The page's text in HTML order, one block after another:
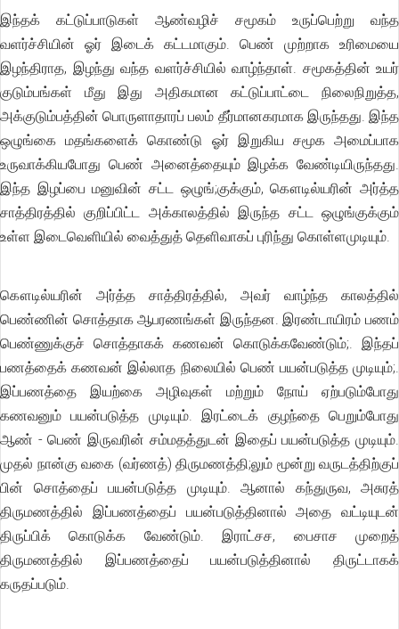
இந்தக் கட்டுப்பாடுகள் ஆண்வழிச் சமூகம் உருப்பெற்று வந்த
வளர்ச்சியின் ஓர் இடைக் கட்டமாகும். பெண் முற்றாக உரிமையை
இழந்திராத, இழந்து வந்த வளர்ச்சியில் வாழ்ந்தாள். சமூகத்தின் உயர்
குடும்பங்கள் மீது இது அதிகமான கட்டுப்பாட்டை நிலைநிறுத்த,
அக்குடும்பத்தின் பொருளாதாரப் பலம் தீர்மானகரமாக இருந்தது. இந்த
ஒழுங்கை மதங்களைக் கொண்டு ஓர் இறுகிய சமூக அமைப்பாக
உருவாக்கியபோது பெண் அனைத்தையும் இழக்க வேண்டியிருந்தது.
இந்த இழப்பை மனுவின் சட்ட ஒழுங்;குக்கும், கௌடில்யரின் அர்த்த
சாத்திரத்தில் குறிப்பிட்ட அக்காலத்தில் இருந்த சட்ட ஒழுங்குக்கும்
உள்ள இடைவெளியில் வைத்துத் தெளிவாகப் புரிந்து கொள்ளமுடியும்.
கௌடில்யரின் அர்த்த சாத்திரத்தில், அவர் வாழ்ந்த காலத்தில்
பெண்ணின் சொத்தாக ஆபரணங்கள் இருந்தன. இரண்டாயிரம் பணம்
பெண்ணுக்குச் சொத்தாகக் கணவன் கொடுக்கவேண்டும்;. இந்தப்
பணத்தைக் கணவன் இல்லாத நிலையில் பெண் பயன்படுத்த முடியும்;.
இப்பணத்தை இயற்கை அழிவுகள் மற்றும் நோய் ஏற்படும்போது
கணவனும் பயன்படுத்த முடியும். இரட்டைக் குழந்தை பெறும்போது
ஆண் - பெண் இருவரின் சம்மதத்துடன் இதைப் பயன்படுத்த முடியும்.
முதல் நான்கு வகை (வர்ணத்) திருமணத்தி;லும் மூன்று வருடத்திற்குப்
பின் சொத்தைப் பயன்படுத்த முடியும். ஆனால் கந்துருவ, அசுரத்
திருமணத்தில் இப்பணத்தைப் பயன்படுத்தினால் அதை வட்டியுடன்
திருப்பிக் கொடுக்க வேண்டும். இராட்சச, பைசாச முறைத்
திருமணத்தில் இப்பணத்தைப் பயன்படுத்தினால் திருட்டாகக்
கருதப்படும்.